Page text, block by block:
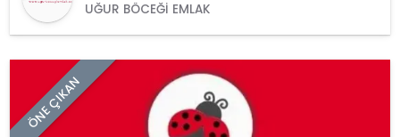
UĞUR BÖCEĞI EMLAK
ÖNE ÇIKAN